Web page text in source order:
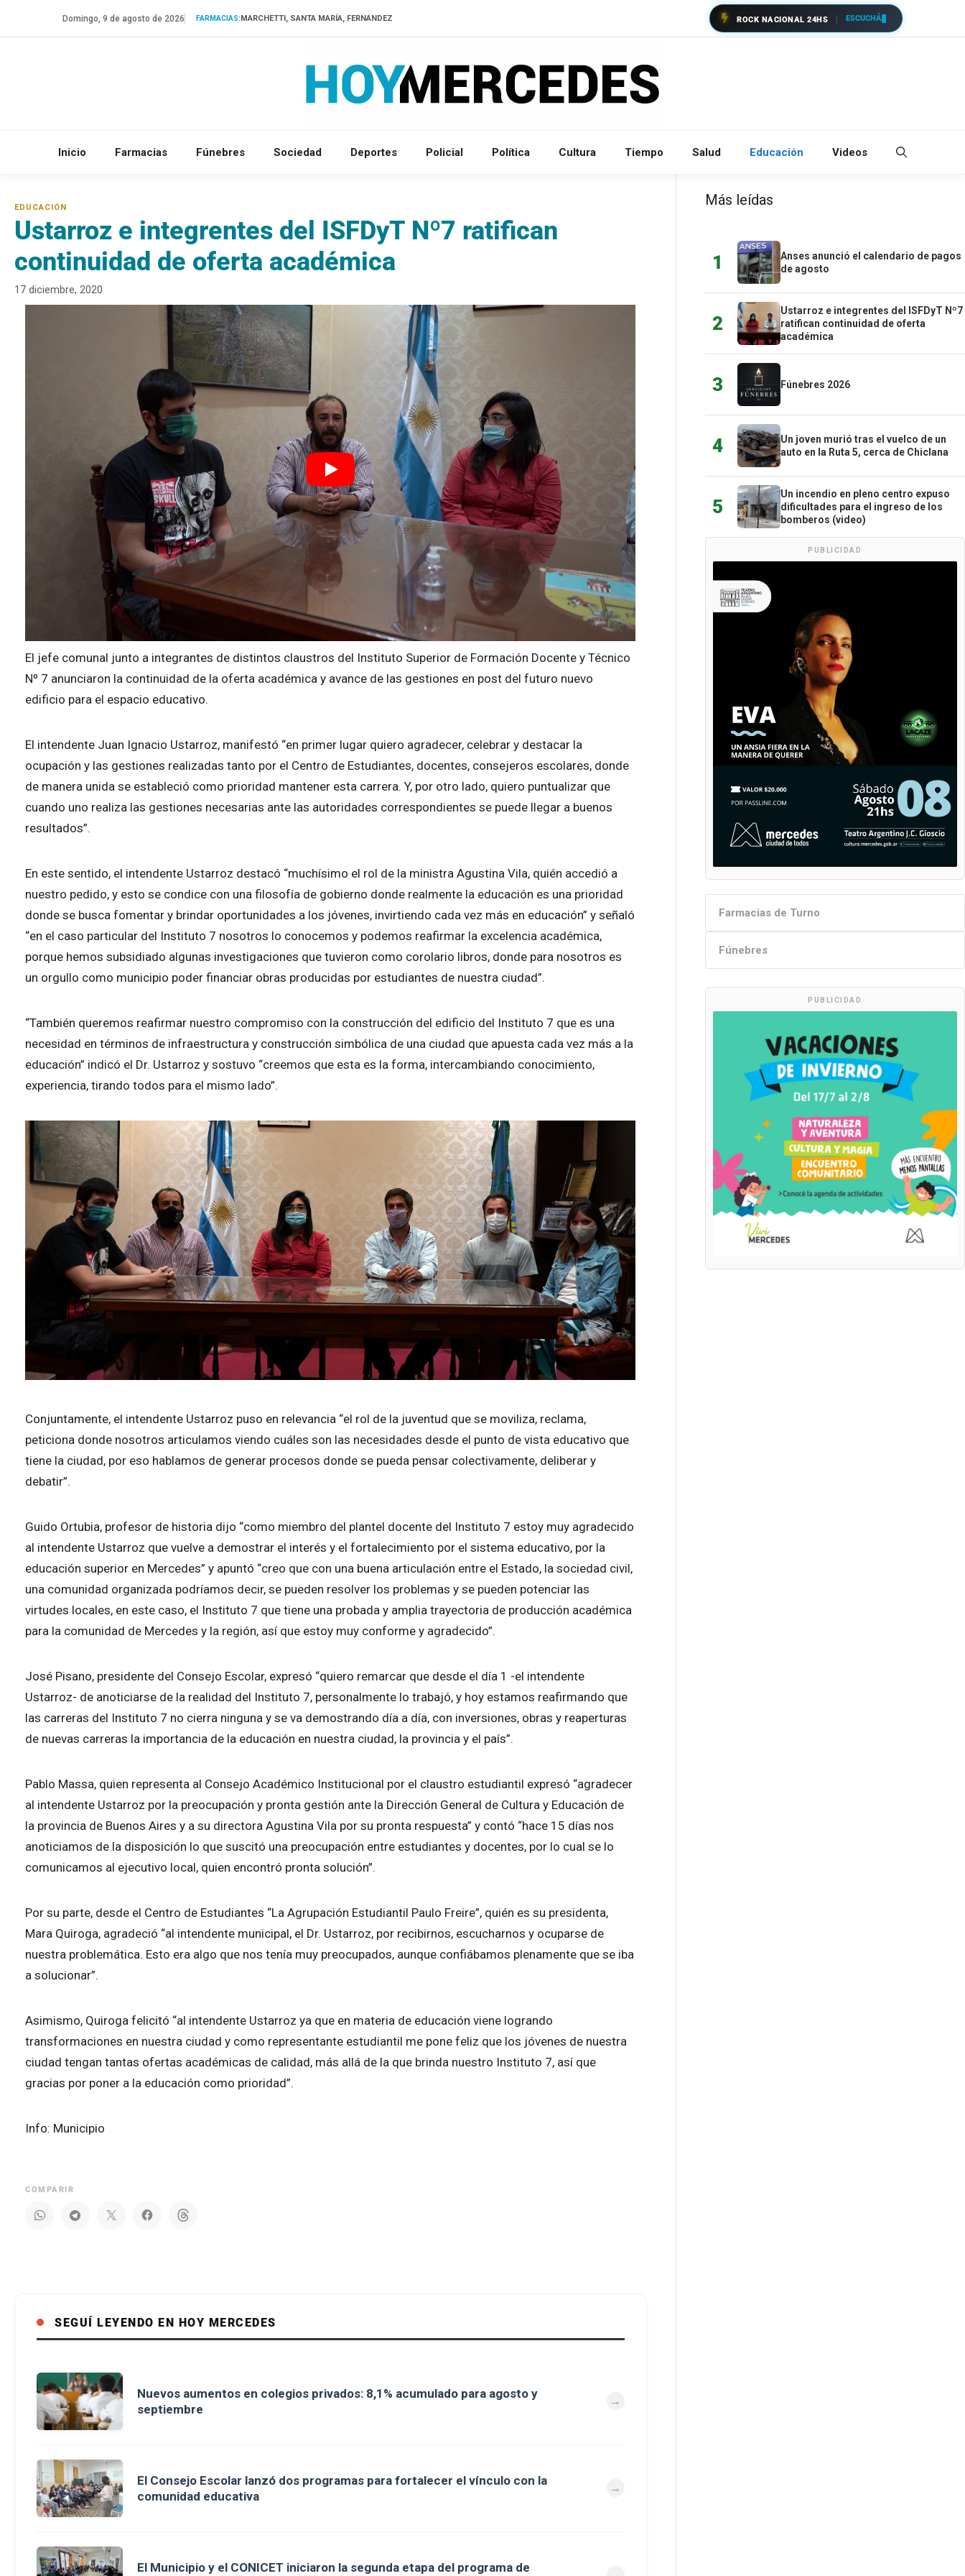
Domingo, 9 de agosto de 2026 FARMACIAS:MARCHETTI, SANTA MARÍA, FERNANDEZ ROCK NACIONAL 24HS ESCUCHÁ
Inicio Farmacias Fúnebres Sociedad Deportes Policial Política Cultura Tiempo Salud Educación Videos
Ustarroz e integrentes del ISFDyT Nº7 ratifican
continuidad de oferta académica
17 diciembre, 2020
El jefe comunal junto a integrantes de distintos claustros del Instituto Superior de Formación Docente y Técnico
Nº 7 anunciaron la continuidad de la oferta académica y avance de las gestiones en post del futuro nuevo
edificio para el espacio educativo.
El intendente Juan Ignacio Ustarroz, manifestó “en primer lugar quiero agradecer, celebrar y destacar la
ocupación y las gestiones realizadas tanto por el Centro de Estudiantes, docentes, consejeros escolares, donde
de manera unida se estableció como prioridad mantener esta carrera. Y, por otro lado, quiero puntualizar que
cuando uno realiza las gestiones necesarias ante las autoridades correspondientes se puede llegar a buenos
resultados”.
En este sentido, el intendente Ustarroz destacó “muchísimo el rol de la ministra Agustina Vila, quién accedió a
nuestro pedido, y esto se condice con una filosofía de gobierno donde realmente la educación es una prioridad
donde se busca fomentar y brindar oportunidades a los jóvenes, invirtiendo cada vez más en educación” y señaló
“en el caso particular del Instituto 7 nosotros lo conocemos y podemos reafirmar la excelencia académica,
porque hemos subsidiado algunas investigaciones que tuvieron como corolario libros, donde para nosotros es
un orgullo como municipio poder financiar obras producidas por estudiantes de nuestra ciudad”.
“También queremos reafirmar nuestro compromiso con la construcción del edificio del Instituto 7 que es una
necesidad en términos de infraestructura y construcción simbólica de una ciudad que apuesta cada vez más a la
educación” indicó el Dr. Ustarroz y sostuvo “creemos que esta es la forma, intercambiando conocimiento,
experiencia, tirando todos para el mismo lado”.
Conjuntamente, el intendente Ustarroz puso en relevancia “el rol de la juventud que se moviliza, reclama,
peticiona donde nosotros articulamos viendo cuáles son las necesidades desde el punto de vista educativo que
tiene la ciudad, por eso hablamos de generar procesos donde se pueda pensar colectivamente, deliberar y
debatir”.
Guido Ortubia, profesor de historia dijo “como miembro del plantel docente del Instituto 7 estoy muy agradecido
al intendente Ustarroz que vuelve a demostrar el interés y el fortalecimiento por el sistema educativo, por la
educación superior en Mercedes” y apuntó “creo que con una buena articulación entre el Estado, la sociedad civil,
una comunidad organizada podríamos decir, se pueden resolver los problemas y se pueden potenciar las
virtudes locales, en este caso, el Instituto 7 que tiene una probada y amplia trayectoria de producción académica
para la comunidad de Mercedes y la región, así que estoy muy conforme y agradecido”.
José Pisano, presidente del Consejo Escolar, expresó “quiero remarcar que desde el día 1 -el intendente
Ustarroz- de anoticiarse de la realidad del Instituto 7, personalmente lo trabajó, y hoy estamos reafirmando que
las carreras del Instituto 7 no cierra ninguna y se va demostrando día a día, con inversiones, obras y reaperturas
de nuevas carreras la importancia de la educación en nuestra ciudad, la provincia y el país”.
Pablo Massa, quien representa al Consejo Académico Institucional por el claustro estudiantil expresó “agradecer
al intendente Ustarroz por la preocupación y pronta gestión ante la Dirección General de Cultura y Educación de
la provincia de Buenos Aires y a su directora Agustina Vila por su pronta respuesta” y contó “hace 15 días nos
anoticiamos de la disposición lo que suscitó una preocupación entre estudiantes y docentes, por lo cual se lo
comunicamos al ejecutivo local, quien encontró pronta solución”.
Por su parte, desde el Centro de Estudiantes “La Agrupación Estudiantil Paulo Freire”, quién es su presidenta,
Mara Quiroga, agradeció “al intendente municipal, el Dr. Ustarroz, por recibirnos, escucharnos y ocuparse de
nuestra problemática. Esto era algo que nos tenía muy preocupados, aunque confiábamos plenamente que se iba
a solucionar”.
Asimismo, Quiroga felicitó “al intendente Ustarroz ya que en materia de educación viene logrando
transformaciones en nuestra ciudad y como representante estudiantil me pone feliz que los jóvenes de nuestra
ciudad tengan tantas ofertas académicas de calidad, más allá de la que brinda nuestro Instituto 7, así que
gracias por poner a la educación como prioridad”.
Info: Municipio
COMPARIR
SEGUÍ LEYENDO EN HOY MERCEDES
Nuevos aumentos en colegios privados: 8,1% acumulado para agosto y
septiembre
El Consejo Escolar lanzó dos programas para fortalecer el vínculo con la
comunidad educativa
El Municipio y el CONICET iniciaron la segunda etapa del programa de
Más leídas
1
Anses anunció el calendario de pagos
de agosto
2
Ustarroz e integrentes del ISFDyT Nº7
ratifican continuidad de oferta
académica
3 Fúnebres 2026
4
Un joven murió tras el vuelco de un
auto en la Ruta 5, cerca de Chiclana
5
Un incendio en pleno centro expuso
dificultades para el ingreso de los
bomberos (video)
PUBLICIDAD
Farmacias de Turno
Fúnebres
PUBLICIDAD